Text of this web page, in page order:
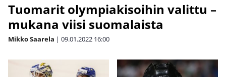
Tuomarit olympiakisoihin valittu –
mukana viisi suomalaista
Mikko Saarela | 09.01.2022 16:00